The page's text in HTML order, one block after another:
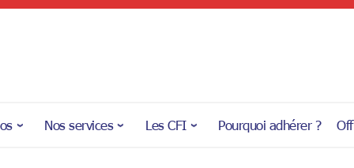
Nos services Les CFI Pourquoi adhérer ?